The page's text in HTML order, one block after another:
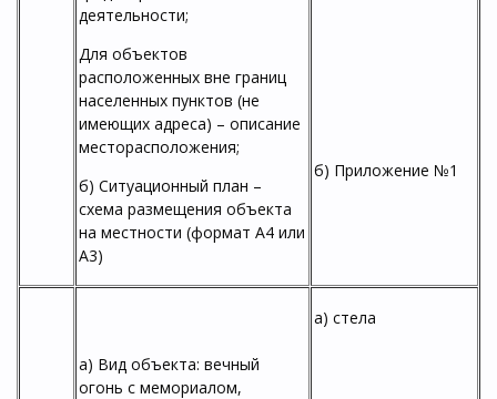
деятельности;
Для объектов
расположенных вне границ
населенных пунктов (не
имеющих адреса) – описание
месторасположения;
б) Ситуационный план –
схема размещения объекта
на местности (формат А4 или
А3)
б) Приложение №1
а) Вид объекта: вечный
огонь с мемориалом,
а) стела